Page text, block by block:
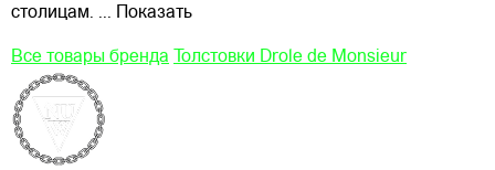
столицам. ... Показать
Все товары бренда Толстовки Drole de Monsieur